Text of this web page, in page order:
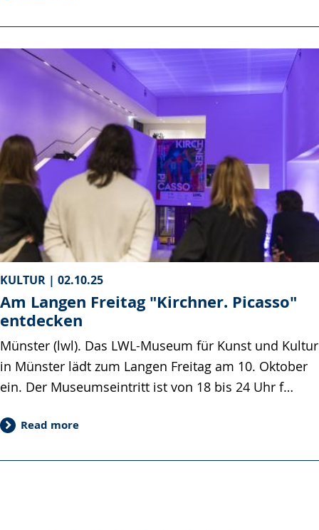
KULTUR | 02.10.25
Am Langen Freitag "Kirchner. Picasso"
entdecken
Münster (lwl). Das LWL-Museum für Kunst und Kultur
in Münster lädt zum Langen Freitag am 10. Oktober
ein. Der Museumseintritt ist von 18 bis 24 Uhr f…
Read more